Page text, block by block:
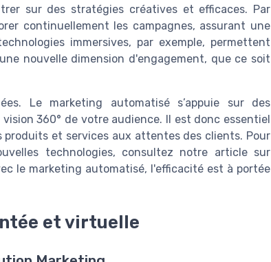
sur des stratégies créatives et efficaces. Par
continuellement les campagnes, assurant une
immersives, par exemple, permettent
nouvelle dimension d'engagement, que ce soit
Le marketing automatisé s’appuie sur des
360° de votre audience. Il est donc essentiel
produits et services aux attentes des clients. Pour
technologies, consultez notre article sur
le marketing automatisé, l'efficacité est à portée
et virtuelle